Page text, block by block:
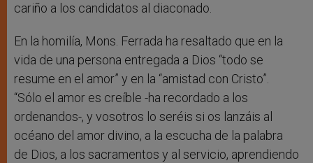
cariño a los candidatos al diaconado.
En la homilía, Mons. Ferrada ha resaltado que en la
vida de una persona entregada a Dios “todo se
resume en el amor” y en la “amistad con Cristo”.
“Sólo el amor es creíble -ha recordado a los
ordenandos-, y vosotros lo seréis si os lanzáis al
océano del amor divino, a la escucha de la palabra
de Dios, a los sacramentos y al servicio, aprendiendo